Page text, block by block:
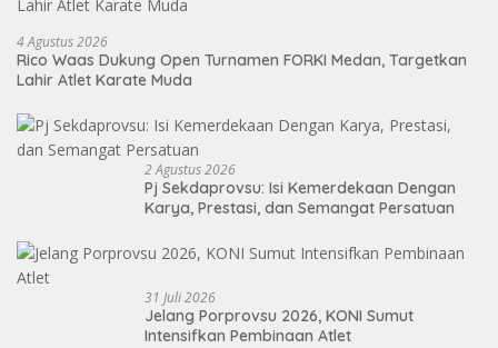
4 Agustus 2026
Rico Waas Dukung Open Turnamen FORKI Medan, Targetkan
Lahir Atlet Karate Muda
2 Agustus 2026
Pj Sekdaprovsu: Isi Kemerdekaan Dengan
Karya, Prestasi, dan Semangat Persatuan
31 Juli 2026
Jelang Porprovsu 2026, KONI Sumut
Intensifkan Pembinaan Atlet